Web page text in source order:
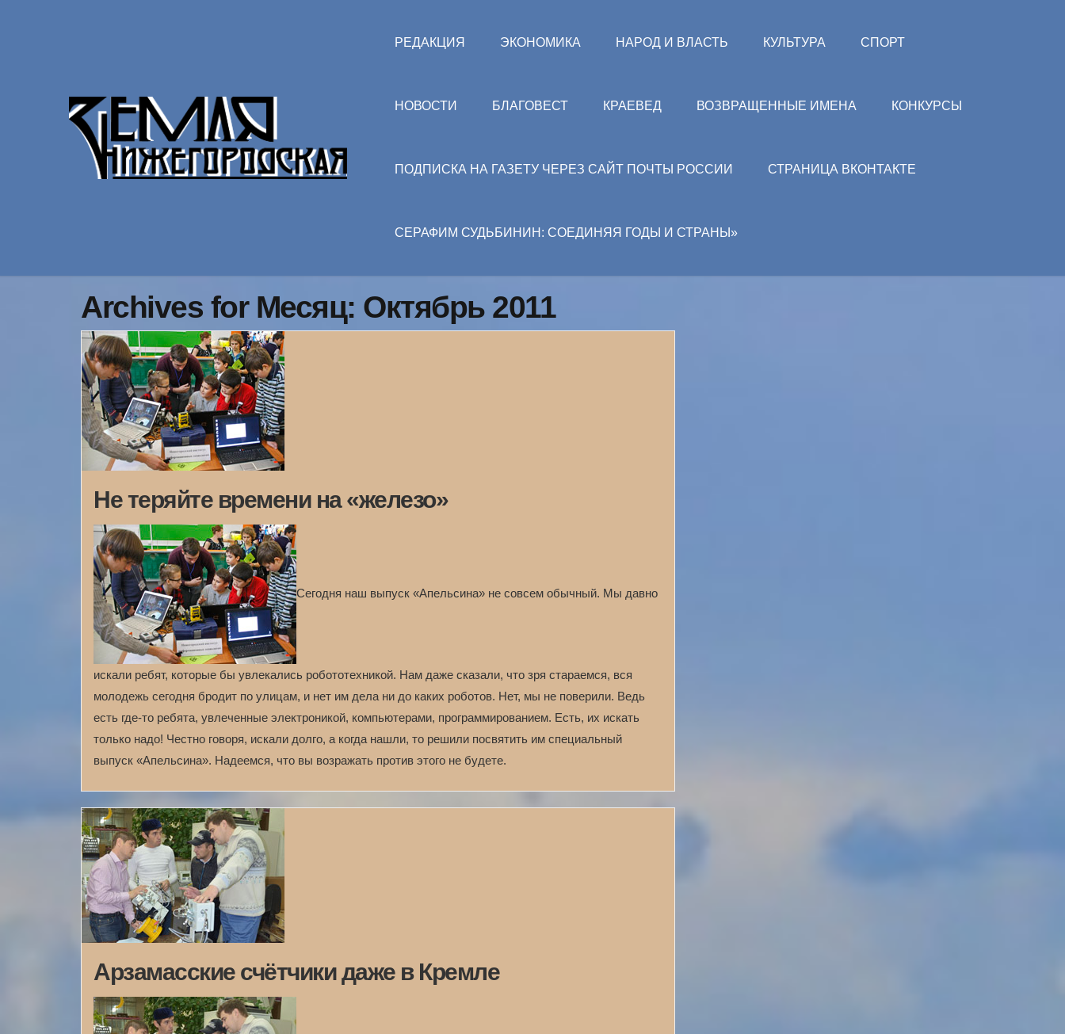
РЕДАКЦИЯ ЭКОНОМИКА НАРОД И ВЛАСТЬ КУЛЬТУРА СПОРТ
НОВОСТИ БЛАГОВЕСТ КРАЕВЕД ВОЗВРАЩЕННЫЕ ИМЕНА КОНКУРСЫ
ПОДПИСКА НА ГАЗЕТУ ЧЕРЕЗ САЙТ ПОЧТЫ РОССИИ СТРАНИЦА ВКОНТАКТЕ
СЕРАФИМ СУДЬБИНИН: СОЕДИНЯЯ ГОДЫ И СТРАНЫ»
Archives for Месяц: Октябрь 2011
Не теряйте времени на «железо»
Сегодня наш выпуск «Апельсина» не совсем обычный. Мы давно
искали ребят, которые бы увлекались робототехникой. Нам даже сказали, что зря стараемся, вся
молодежь сегодня бродит по улицам, и нет им дела ни до каких роботов. Нет, мы не поверили. Ведь
есть где-то ребята, увлеченные электроникой, компьютерами, программированием. Есть, их искать
только надо! Честно говоря, искали долго, а когда нашли, то решили посвятить им специальный
выпуск «Апельсина». Надеемся, что вы возражать против этого не будете.
Арзамасские счётчики даже в Кремле